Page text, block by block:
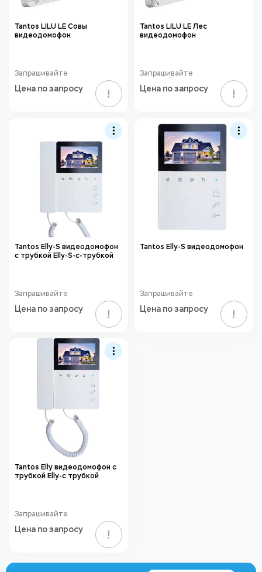
Tantos LILU LE Совы
видеодомофон
Запрашивайте
Цена по запросу !
Tantos LILU LE Лес
видеодомофон
Запрашивайте
Цена по запросу !
Tantos Elly-S видеодомофон
с трубкой Elly-S-с-трубкой
Запрашивайте
Цена по запросу !
Tantos Elly-S видеодомофон
Запрашивайте
Цена по запросу !
Tantos Elly видеодомофон с
трубкой Elly-с трубкой
Запрашивайте
Цена по запросу !